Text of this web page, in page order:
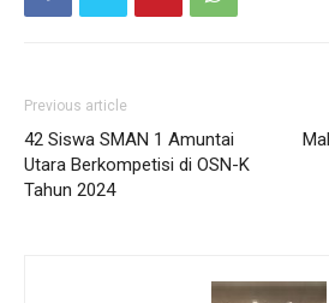
Previous article
42 Siswa SMAN 1 Amuntai
Utara Berkompetisi di OSN-K
Tahun 2024